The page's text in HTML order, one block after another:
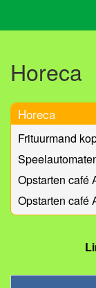
Horeca
Horeca
Frituurmand
Opstarten café
Opstarten café